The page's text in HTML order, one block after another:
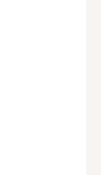
og stel i sort metal